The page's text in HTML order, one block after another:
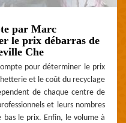
par Marc
le prix débarras de
Che
pour déterminer le prix
et le coût du recyclage
de chaque centre de
et leurs nombres
le prix. Enfin, le volume à